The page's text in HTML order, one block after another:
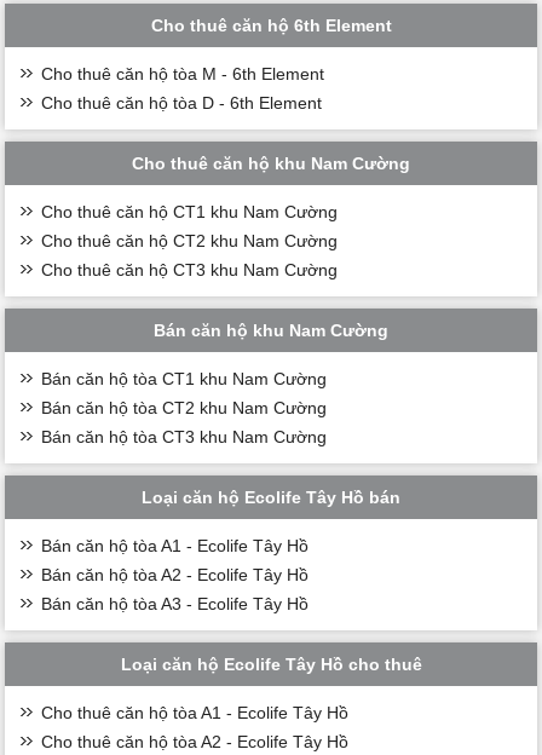
Cho thuê căn hộ 6th Element
Cho thuê căn hộ tòa M - 6th Element
Cho thuê căn hộ tòa D - 6th Element
Cho thuê căn hộ khu Nam Cường
Cho thuê căn hộ CT1 khu Nam Cường
Cho thuê căn hộ CT2 khu Nam Cường
Cho thuê căn hộ CT3 khu Nam Cường
Bán căn hộ khu Nam Cường
Bán căn hộ tòa CT1 khu Nam Cường
Bán căn hộ tòa CT2 khu Nam Cường
Bán căn hộ tòa CT3 khu Nam Cường
Loại căn hộ Ecolife Tây Hồ bán
Bán căn hộ tòa A1 - Ecolife Tây Hồ
Bán căn hộ tòa A2 - Ecolife Tây Hồ
Bán căn hộ tòa A3 - Ecolife Tây Hồ
Loại căn hộ Ecolife Tây Hồ cho thuê
Cho thuê căn hộ tòa A1 - Ecolife Tây Hồ
Cho thuê căn hộ tòa A2 - Ecolife Tây Hồ